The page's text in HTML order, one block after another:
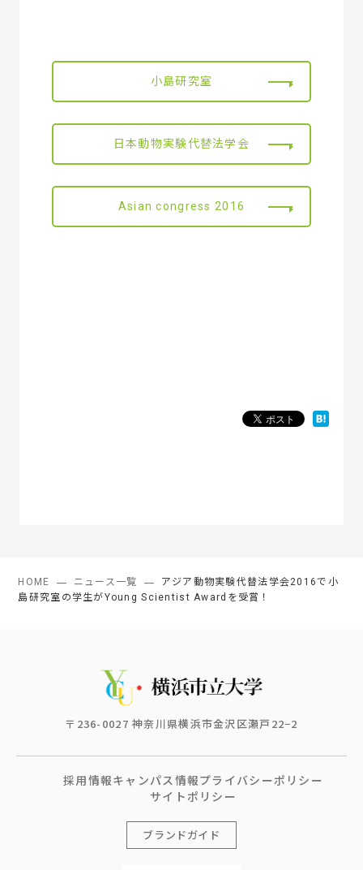
小島研究室
日本動物実験代替法学会
Asian congress 2016
HOME ニュース一覧
アジア動物実験代替法学会2016で小
島研究室の学生がYoung Scientist Awardを受賞！
〒236-0027 神奈川県横浜市金沢区瀬戸22−2
採用情報キャンパス情報プライバシーポリシー
サイトポリシー
ブランドガイド